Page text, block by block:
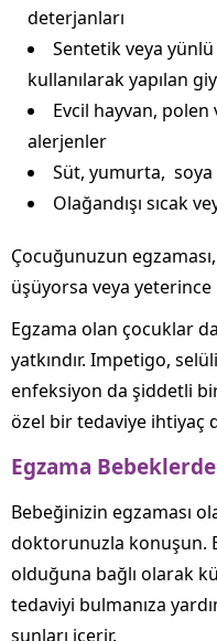
deterjanları
Sentetik veya
kullanılarak yapılan
Evcil hayvan,
alerjenler
Süt, yumurta, soya
Olağandışı sıcak
Çocuğunuzun
üşüyorsa veya yeterince
Egzama olan çocuklar
yatkındır. Impetigo,
enfeksiyon da şiddetli
özel bir tedaviye ihtiyaç
Egzama
Bebeğinizin egzaması
doktorunuzla konuşun.
olduğuna bağlı olarak
tedaviyi bulmanıza
şunları içerir.